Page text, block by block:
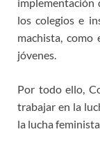
implementación
los colegios e
machista, como
jóvenes.
Por todo ello,
trabajar en la
la lucha